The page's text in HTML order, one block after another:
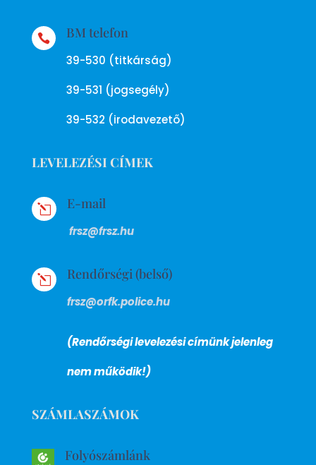
 BM telefon
39-530 (titkárság)
39-531 (jogsegély)
39-532 (irodavezető)
LEVELEZÉSI CÍMEK
l E-mail
frsz@frsz.hu
l Rendőrségi (belső)
frsz@orfk.police.hu
(Rendőrségi levelezési címünk jelenleg
nem működik!)
SZÁMLASZÁMOK
Folyószámlánk